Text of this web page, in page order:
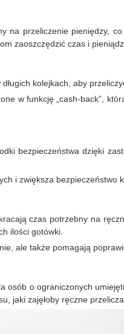
na przeliczenie pieniędzy,
zaoszczędzić czas i
kolejkach, aby
w funkcję „cash-back”,
bezpieczeństwa dzięki
i zwiększa bezpieczeństwo
czas potrzebny na
ilości gotówki.
ale także pomagają
osób o ograniczonych
jaki zajęłoby ręczne